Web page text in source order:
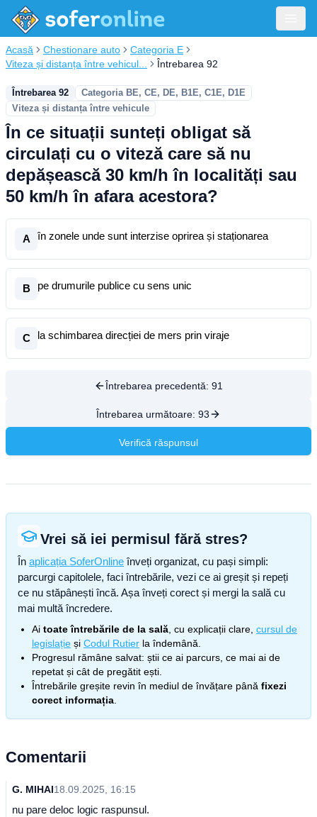
Acasă Chestionare auto
Categoria E
Viteza și distanța între vehicul...
Întrebarea 92
Întrebarea 92
Categoria BE, CE, DE, B1E, C1E, D1E
Viteza și distanța între vehicule
În ce situații sunteți obligat să
circulați cu o viteză care să nu
depășească 30 km/h în localități sau
50 km/h în afara acestora?
A în zonele unde sunt interzise oprirea și staționarea
B pe drumurile publice cu sens unic
C la schimbarea direcției de mers prin viraje
Întrebarea precedentă: 91
Întrebarea următoare: 93
Verifică răspunsul
Vrei să iei permisul fără stres?
În aplicația SoferOnline înveți organizat, cu pași simpli:
parcurgi capitolele, faci întrebările, vezi ce ai greșit și repeți
ce nu stăpânești încă. Așa înveți corect și mergi la sală cu
mai multă încredere.
Ai toate întrebările de la sală , cu explicații clare, cursul de
legislație și Codul Rutier la îndemână.
Progresul rămâne salvat: știi ce ai parcurs, ce mai ai de
repetat și cât de pregătit ești.
Întrebările greșite revin în mediul de învățare până fixezi
corect informația
Comentarii
G. MIHAI18.09.2025, 16:15
nu pare deloc logic raspunsul.